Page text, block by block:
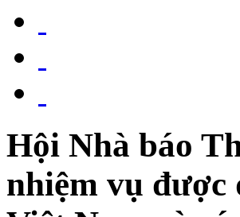
Hội Nhà báo
nhiệm vụ